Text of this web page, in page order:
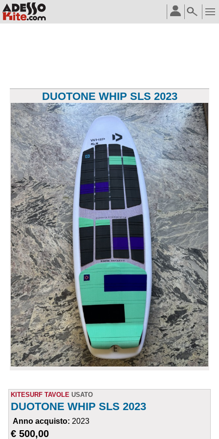
DUOTONE WHIP SLS 2023
KITESURF TAVOLE USATO
DUOTONE WHIP SLS 2023
Anno acquisto: 2023
€ 500,00